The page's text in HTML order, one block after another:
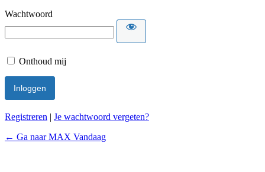
Wachtwoord
Onthoud mij
Registreren | Je wachtwoord vergeten?
← Ga naar MAX Vandaag